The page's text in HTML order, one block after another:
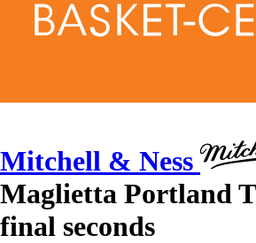
Mitchell & Ness
Maglietta Portland
final seconds